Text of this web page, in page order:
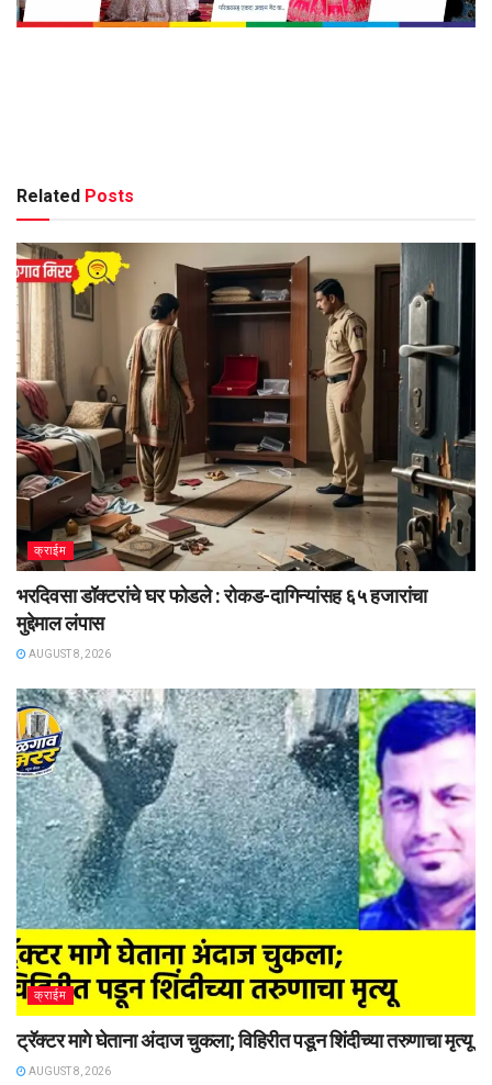
Related Posts
क्राईम
भरदिवसा डॉक्टरांचे घर फोडले : रोकड-दागिन्यांसह ६५ हजारांचा
मुद्देमाल लंपास
AUGUST 8, 2026
क्राईम
ट्रॅक्टर मागे घेताना अंदाज चुकला; विहिरीत पडून शिंदीच्या तरुणाचा मृत्यू
AUGUST 8, 2026